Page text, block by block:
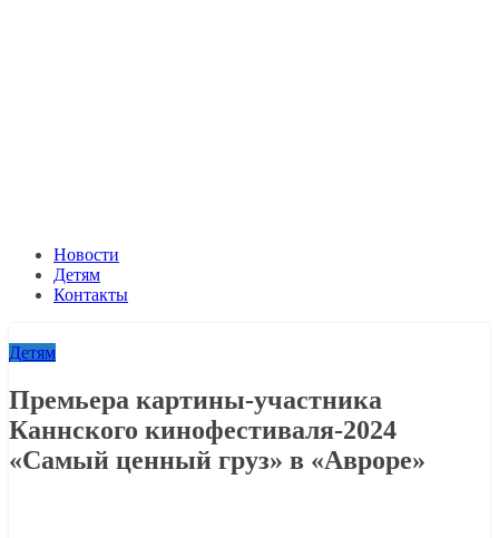
Новости
Детям
Контакты
Детям
Премьера картины-участника
Каннского кинофестиваля-2024
«Самый ценный груз» в «Авроре»